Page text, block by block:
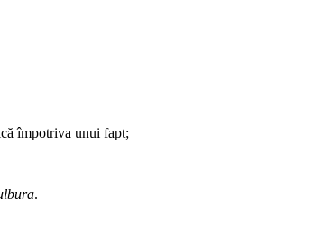
împotriva unui fapt;
.